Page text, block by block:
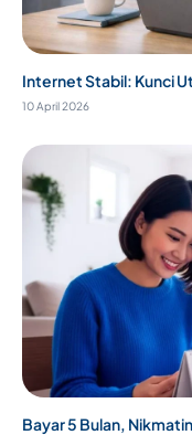
Internet Stabil: Kunci
10 April 2026
Bayar 5 Bulan,